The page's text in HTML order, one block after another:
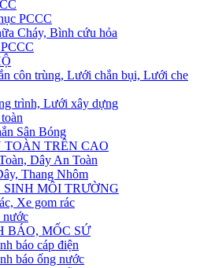
PCCC
Cháy, Bình cứu hỏa
côn trùng, Lưới chắn bụi, Lưới che
trình, Lưới xây dựng
Sân Bóng
TOÀN TRÊN CAO
Dây An Toàn
Thang Nhôm
MÔI TRƯỜNG
Xe gom rác
nước
BÁO, MỐC SỨ
báo cáp điện
báo ống nước